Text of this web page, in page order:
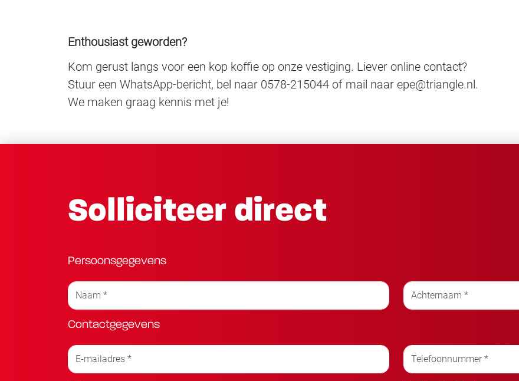
Enthousiast geworden?
Kom gerust langs voor een kop koffie op onze vestiging. Liever online contact?
Stuur een WhatsApp-bericht, bel naar 0578-215044 of mail naar epe@triangle.nl.
We maken graag kennis met je!
Solliciteer direct
Persoonsgegevens
Contactgegevens